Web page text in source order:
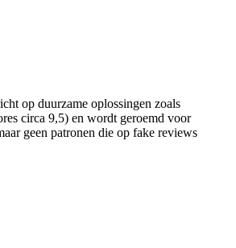
op duurzame oplossingen zoals
circa 9,5) en wordt geroemd voor
geen patronen die op fake reviews